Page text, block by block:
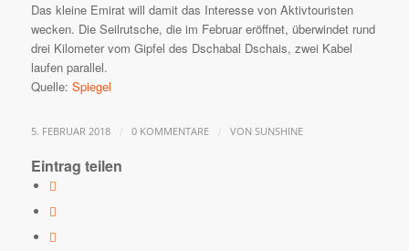
Das kleine Emirat will damit das Interesse von Aktivtouristen
wecken. Die Seilrutsche, die im Februar eröffnet, überwindet rund
drei Kilometer vom Gipfel des Dschabal Dschais, zwei Kabel
laufen parallel.
Quelle: Spiegel
5. FEBRUAR 2018 / 0 KOMMENTARE / VON SUNSHINE
Eintrag teilen